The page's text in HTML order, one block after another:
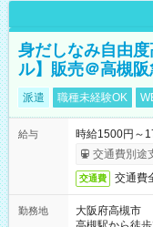
身だしなみ自由
ル】販売＠高槻阪
派遣 職種未経験OK
給与
時給1500円～
交通費別途
交通費 交通費
勤務地
大阪府高槻市